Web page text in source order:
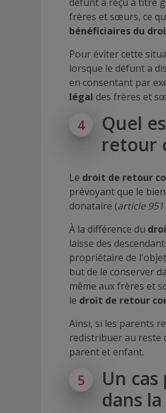
défunt a reçu à titre
frères et sœurs, ce
bénéficiaires du
Pour éviter cette
lorsque le défunt a
en consentant par
légal des frères et
4
Quel
retour
Le droit de retour
prévoyant que le
donataire (article
À la différence du
laisse des
propriétaire de
but de le conserver
même aux frères et
le droit de retour
Ainsi, si les parents
redistribuer au reste
parent et enfant.
5
Un
dans